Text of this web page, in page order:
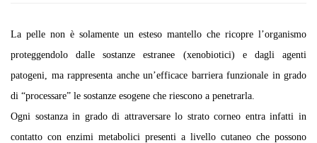
La pelle non è solamente un esteso mantello che ricopre l’organismo
proteggendolo dalle sostanze estranee (xenobiotici) e dagli agenti
patogeni, ma rappresenta anche un’efficace barriera funzionale in grado
di “processare” le sostanze esogene che riescono a penetrarla.
Ogni sostanza in grado di attraversare lo strato corneo entra infatti in
contatto con enzimi metabolici presenti a livello cutaneo che possono